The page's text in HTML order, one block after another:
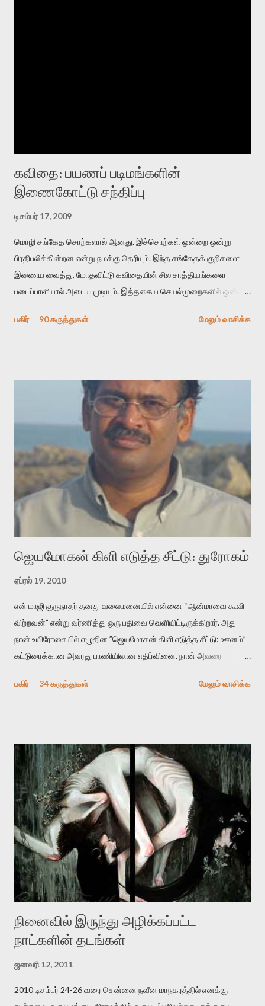
கவிதை: பயணப் படிமங்களின்
இணைகோட்டு சந்திப்பு
டிசம்பர் 17, 2009
மொழி சங்கேத சொற்களால் ஆனது. இச்சொற்கள் ஒன்றை ஒன்று
பிரதிபலிக்கின்றன என்று நமக்கு தெரியும். இந்த சங்கேதக் குறிகளை
இணைய வைத்து, மோதவிட்டு கவிதையின் சில சாத்தியங்களை
படைப்பாளியால் அடைய முடியும். இத்தகைய செயல்முறைகளில் ஒன்றை
காலத்தில் ஜாலவித்தைக்காரர்கள் வந்து போன பின் அவர்களின்
அதிகமாக்கும். கொல்லாது. ஒரு கனவை மீட்டெடுப்பதன் நோக்கம்
என்னவாக இருக்கும்? கவிதையின் அரூப இயக்கத்தை பொதுவயமாக
வடிக்க முயல்வதும் அதற்கே. கோயில் கருவறையின்
மென்வெளிச்சத்தில் நுண்பேசியின் படக்கருவியை இயக்கி சாத்தி
வைத்து விட்டு இயக்கத்தை அறிவோம். அறிதல் அபச்சாரமில்லை.
பயணப் படிமம் என்பது காக்னிடிவ் பொயடிக்ஸ் எனும் சமகால
விமர்சனத்தின் ஒரு முக்கிய கருவி. இக்கருவியை மனுஷ்யபுத்திரனின்
“காலை வணக்கங்கள்” எனும் ஒரு கவிதையில் சொருகப் போகிறோம்.
முதலில் கருவியை பழகுவோம். அன்றாட மொழியில் ஒன்று ம...
பகிர் 90 கருத்துகள் மேலும் வாசிக்க
ஜெயமோகன் கிளி எடுத்த சீட்டு: துரோகம்
ஏப்ரல் 19, 2010
என் மாஜி குருநாதர் தனது வலைமனையில் என்னை “ஆன்மாவை கூவி
விற்றவன்” என்று வர்ணித்து ஒரு பதிவை வெளியிட்டிருக்கிறார். அது
நான் உயிரோசையில் எழுதின ”ஜெயமோகன் கிளி எடுத்த சீட்டு: ஊனம்”
கட்டுரைக்கான அவரது பாணியிலான எதிர்வினை. நான் அவரை
பதிவை படித்த நண்பர்கள் பலரும் அவருக்காக இரக்கப்பட்டார்கள்.
தனது இணையதளத்திலே தொடர்ந்து பதிவு செய்கிறார். உயிர்மை
இன்னும் சில வருடங்களுக்கு தனக்கு எதிராக எழுத்தாளர்களை ஏவி
விட்டபடி இருக்கும் என்று ஒரு அச்சத்தை வெளிப்படுத்தியபடி
இருக்கிறார். அவர் கடுமையான பாதுகாப்பின்மை மனநிலையில் உள்ளார்.
உயிர்மை அவரை தாக்க உத்தேசித்தாலும் இல்லை என்றாலும்
ஜெயமோகன் அந்த பிரமையால் தொடர்ந்து அச்சுறுத்தலுக்கு உள்ளாகி
உள்ளார். உங்களை பற்றின இந்த தாக்குதல் கூட இதன் வெளிப்பாடு தான்”.
உண்மையே! ராக்கி படத்தில் குத்துச்சண்டை வீரராக வரும் சில்வெஸ்டர்
ஓரிடத்தில் சொல்வார்: ...
பகிர் 34 கருத்துகள் மேலும் வாசிக்க
நினைவில் இருந்து அழிக்கப்பட்ட
நாட்களின் தடங்கள்
ஜனவரி 12, 2011
2010 டிசம்பர் 24-26 வரை சென்னை நவீன மாநகரத்தில் எனக்கு